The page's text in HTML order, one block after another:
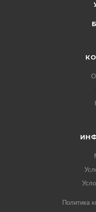
О
Политика